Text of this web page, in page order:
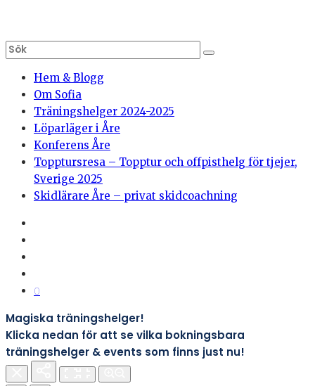
Hem & Blogg
Om Sofia
Träningshelger 2024-2025
Löparläger i Åre
Konferens Åre
Topptursresa – Topptur och offpisthelg för tjejer,
Sverige 2025
Skidlärare Åre – privat skidcoachning
0
Magiska träningshelger!
Klicka nedan för att se vilka bokningsbara
träningshelger & events som finns just nu!